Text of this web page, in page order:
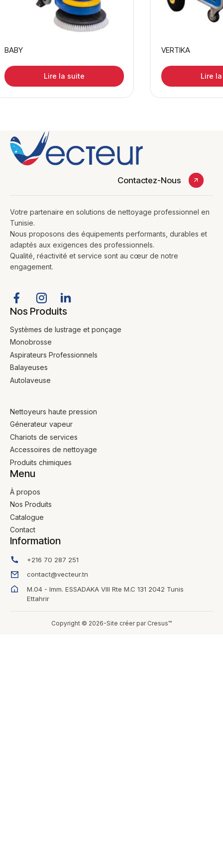
BABY
Lire la suite
VERTIKA
Lire
Contactez-Nous
Votre partenaire en solutions de nettoyage professionnel en
Tunisie.
Nous proposons des équipements performants, durables et
adaptés aux exigences des professionnels.
Qualité, réactivité et service sont au cœur de notre
engagement.
Nos Produits
Systèmes de lustrage et ponçage
Monobrosse
Aspirateurs Professionnels
Balayeuses
Autolaveuse
Nettoyeurs haute pression
Génerateur vapeur
Chariots de services
Accessoires de nettoyage
Produits chimiques
Menu
À propos
Nos Produits
Catalogue
Contact
Information
+216 70 287 251
contact@vecteur.tn
M.04 - Imm. ESSADAKA VIII Rte M.C 131 2042 Tunis
Ettahrir
Copyright © 2026-Site créer par Cresus™